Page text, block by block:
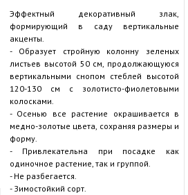
Эффектный декоративный злак,
формирующий в саду вертикальные
акценты.
- Образует стройную колонну зеленых
листьев высотой 50 см, продолжающуюся
вертикальными снопом стеблей высотой
120-130 см с золотисто-фиолетовыми
колосками.
- Осенью все растение окрашивается в
медно-золотые цвета, сохраняя размеры и
форму.
- Привлекательна при посадке как
одиночное растение, так и группой.
- Не разбегается.
- Зимостойкий сорт.